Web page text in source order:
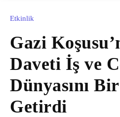
Etkinlik
Gazi
Daveti İş ve
Dünyasını
Getirdi